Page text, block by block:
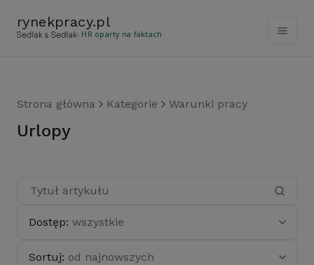
rynekpracy.pl
- HR oparty na faktach
Strona główna Kategorie Warunki pracy
urlopy
Dostęp: wszystkie
Sortuj: od najnowszych